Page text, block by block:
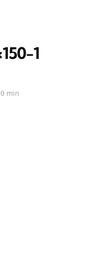
1
0 min